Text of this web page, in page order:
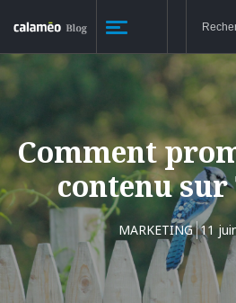
Comment
contenu
MARKETING 11